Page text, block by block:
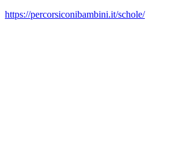
https://percorsiconibambini.it/schole/